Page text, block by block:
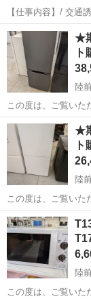
【仕事内容】/ 交通
車場、イベント会場
した! Q.交通誘導ス
やカラーコーンの設
アルバイト・パー
★
陸
この度は、ご覧いただきあり
宮城 仙台市
★
陸
この度は、ご覧いただきあり
宮城 仙台市
陸
この度は、ご覧いただきあり